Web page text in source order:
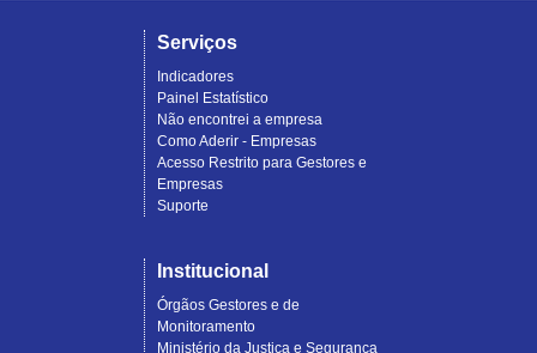
Serviços
Indicadores
Painel Estatístico
Não encontrei a empresa
Como Aderir - Empresas
Acesso Restrito para Gestores e
Empresas
Suporte
Institucional
Órgãos Gestores e de
Monitoramento
Ministério da Justiça e Segurança